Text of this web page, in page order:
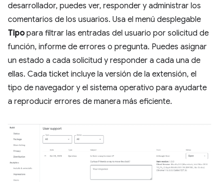
desarrollador, puedes ver, responder y administrar los
comentarios de los usuarios. Usa el menú desplegable
Tipopara filtrar las entradas del usuario por solicitud de
función, informe de errores o pregunta. Puedes asignar
un estado a cada solicitud y responder a cada una de
ellas. Cada ticket incluye la versión de la extensión, el
tipo de navegador y el sistema operativo para ayudarte
a reproducir errores de manera más eficiente.